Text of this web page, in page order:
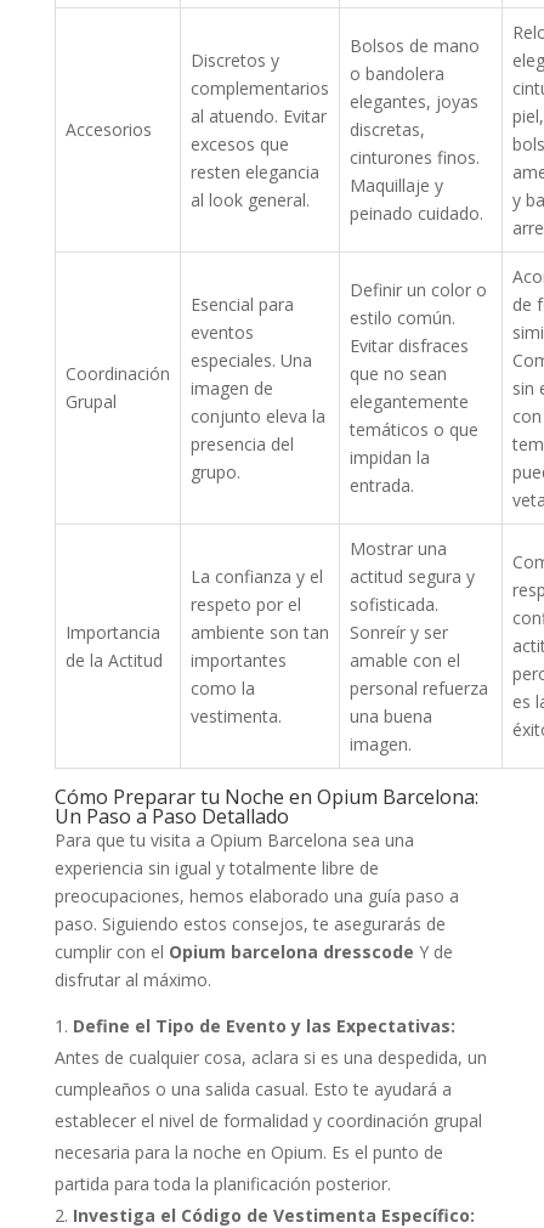
Accesorios
Discretos y
complementarios
al atuendo. Evitar
excesos que
resten elegancia
al look general.
Bolsos de mano
o bandolera
elegantes, joyas
discretas,
cinturones finos.
Maquillaje y
peinado cuidado.
y
Coordinación
Grupal
Esencial para
eventos
especiales. Una
imagen de
conjunto eleva la
presencia del
grupo.
Definir un color o
estilo común.
Evitar disfraces
que no sean
elegantemente
temáticos o que
impidan la
entrada.
de
sin
Importancia
de la Actitud
La confianza y el
respeto por el
ambiente son tan
importantes
como la
vestimenta.
Mostrar una
actitud segura y
sofisticada.
Sonreír y ser
amable con el
personal refuerza
una buena
imagen.
es
Cómo Preparar tu Noche en Opium Barcelona:
Un Paso a Paso Detallado
Para que tu visita a Opium Barcelona sea una
experiencia sin igual y totalmente libre de
preocupaciones, hemos elaborado una guía paso a
paso. Siguiendo estos consejos, te asegurarás de
cumplir con el Opium barcelona dresscode Y de
disfrutar al máximo.
Define el Tipo de Evento y las Expectativas:
Antes de cualquier cosa, aclara si es una despedida, un
cumpleaños o una salida casual. Esto te ayudará a
establecer el nivel de formalidad y coordinación grupal
necesaria para la noche en Opium. Es el punto de
partida para toda la planificación posterior.
Investiga el Código de Vestimenta Específico: